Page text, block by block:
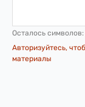
Осталось символов:
Авторизуйтесь,
материалы